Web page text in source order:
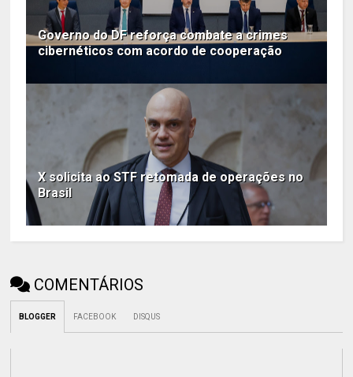
Governo do DF reforça combate a crimes
cibernéticos com acordo de cooperação
X solicita ao STF retomada de operações no
Brasil
COMENTÁRIOS
BLOGGER FACEBOOK DISQUS